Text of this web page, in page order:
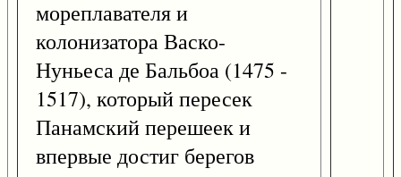
мореплавателя и
колонизатора Васко-
Нуньеса де Бальбоа (1475 -
1517), который пересек
Панамский перешеек и
впервые достиг берегов